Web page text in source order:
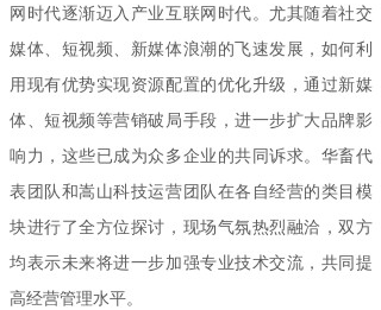
网时代逐渐迈入产业互联网时代。尤其随着社交
媒体、短视频、新媒体浪潮的飞速发展，如何利
用现有优势实现资源配置的优化升级，通过新媒
体、短视频等营销破局手段，进一步扩大品牌影
响力，这些已成为众多企业的共同诉求。华畜代
表团队和嵩山科技运营团队在各自经营的类目模
块进行了全方位探讨，现场气氛热烈融洽，双方
均表示未来将进一步加强专业技术交流，共同提
高经营管理水平。